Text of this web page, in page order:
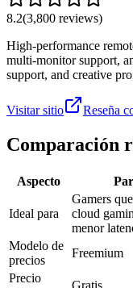
8.2(3,800 reviews)
High-performance
multi-monitor support,
support, and creative
Visitar sitio Reseña
Comparación
Aspecto
Ideal para
Gamers
cloud
menor
Modelo de
precios
Freemium
Precio